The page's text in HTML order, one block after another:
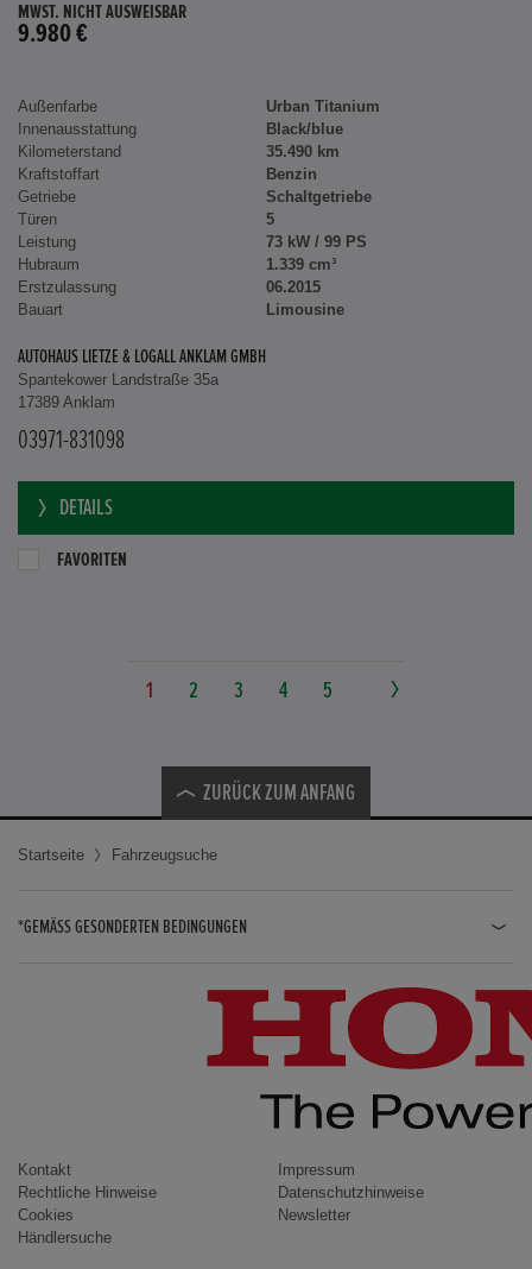
MWST. NICHT AUSWEISBAR
9.980 €
Außenfarbe
Urban Titanium
Innenausstattung
Black/blue
Kilometerstand
35.490 km
Kraftstoffart
Benzin
Getriebe
Schaltgetriebe
Türen
5
Leistung
73 kW / 99 PS
Hubraum
1.339 cm³
Erstzulassung
06.2015
Bauart
Limousine
AUTOHAUS LIETZE & LOGALL ANKLAM GMBH
Spantekower Landstraße 35a
17389 Anklam
03971-831098
DETAILS
FAVORITEN
1 2 3 4 5
ZURÜCK ZUM ANFANG
Startseite Fahrzeugsuche
*GEMÄSS GESONDERTEN BEDINGUNGEN
CIVIC / CIVIC LIMOUSINE
INSIGHT
ACCORD
Kontakt
Impressum
Rechtliche Hinweise
Datenschutzhinweise
Cookies
Newsletter
Händlersuche